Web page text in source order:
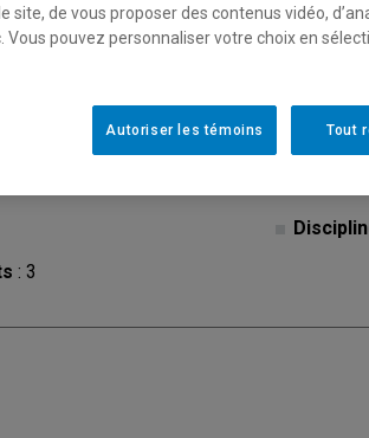
Horaire
: 3
site, de vous proposer des contenus vidéo,
pouvez personnaliser votre choix en
Tout
Autoriser les témoins